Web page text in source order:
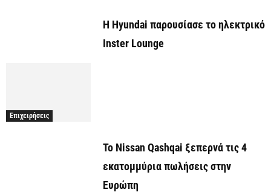
Η Hyundai παρουσίασε το ηλεκτρικό
Inster Lounge
Επιχειρήσεις
Το Nissan Qashqai ξεπερνά τις 4
εκατομμύρια πωλήσεις στην
Ευρώπη